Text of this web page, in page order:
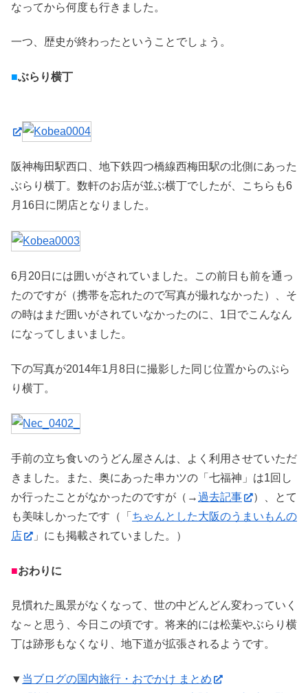
なってから何度も行きました。
一つ、歴史が終わったということでしょう。
■ぶらり横丁
阪神梅田駅西口、地下鉄四つ橋線西梅田駅の北側にあった
ぶらり横丁。数軒のお店が並ぶ横丁でしたが、こちらも6
月16日に閉店となりました。
6月20日には囲いがされていました。この前日も前を通っ
たのですが（携帯を忘れたので写真が撮れなかった）、そ
の時はまだ囲いがされていなかったのに、1日でこんなん
になってしまいました。
下の写真が2014年1月8日に撮影した同じ位置からのぶら
り横丁。
手前の立ち食いのうどん屋さんは、よく利用させていただ
きました。また、奥にあった串カツの「七福神」は1回し
か行ったことがなかったのですが（→過去記事
）、とて
も美味しかったです（「 ちゃんとした大阪のうまいもんの
店
」にも掲載されていました。）
■おわりに
見慣れた風景がなくなって、世の中どんどん変わっていく
な～と思う、今日この頃です。将来的には松葉やぶらり横
丁は跡形もなくなり、地下道が拡張されるようです。
▼ 当ブログの国内旅行・おでかけ まとめ